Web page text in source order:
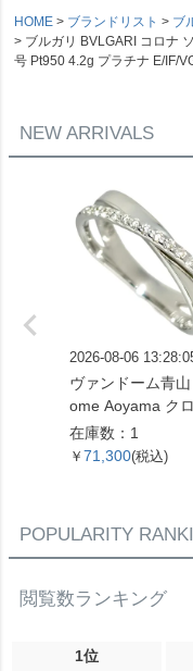
HOME
ブランドリスト
ブ
ブルガリ BVLGARI コロナ
号 Pt950 4.2g プラチナ E/IF/
NEW ARRIVALS
2026-08-06
ヴァンドーム青
ome Aoyama ク
チーフ リング 指
ヤモンド 0.16ct
在庫数：1
￥ 71,300(税込)
POPULARITY
閲覧数ランキング
1位